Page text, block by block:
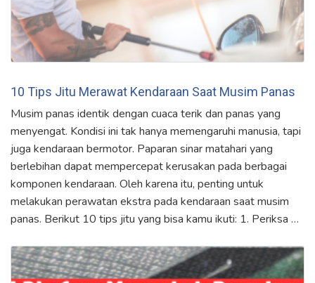
10 Tips Jitu Merawat Kendaraan Saat Musim Panas
Musim panas identik dengan cuaca terik dan panas yang
menyengat. Kondisi ini tak hanya memengaruhi manusia, tapi
juga kendaraan bermotor. Paparan sinar matahari yang
berlebihan dapat mempercepat kerusakan pada berbagai
komponen kendaraan. Oleh karena itu, penting untuk
melakukan perawatan ekstra pada kendaraan saat musim
panas. Berikut 10 tips jitu yang bisa kamu ikuti: 1. Periksa …